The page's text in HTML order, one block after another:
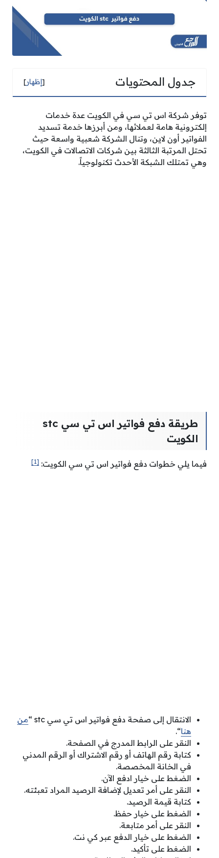
جدول المحتويات [إظهار]
توفر شركة اس تي سي في الكويت عدة خدمات
إلكترونية هامة لعملائها، ومن أبرزها خدمة تسديد
الفواتير أون لاين، وتنال الشركة شعبية واسعة حيث
تحتل المرتبة الثالثة بين شركات الاتصالات في الكويت،
وهي تمتلك الشبكة الأحدث تكنولوجياً.
طريقة دفع فواتير اس تي سي stc
الكويت
فيما يلي خطوات دفع فواتير اس تي سي الكويت: [1]
الانتقال إلى صفحة دفع فواتير اس تي سي stc “
من
هنا“.
النقر على الرابط المدرج في الصفحة.
كتابة رقم الهاتف أو رقم الاشتراك أو الرقم المدني
في الخانة المخصصة.
الضغط على خيار ادفع الآن.
النقر على أمر تعديل لإضافة الرصيد المراد تعبئته.
كتابة قيمة الرصيد.
الضغط على خيار حفظ.
النقر على أمر متابعة.
الضغط على خيار الدفع عبر كي نت.
الضغط على تأكيد.